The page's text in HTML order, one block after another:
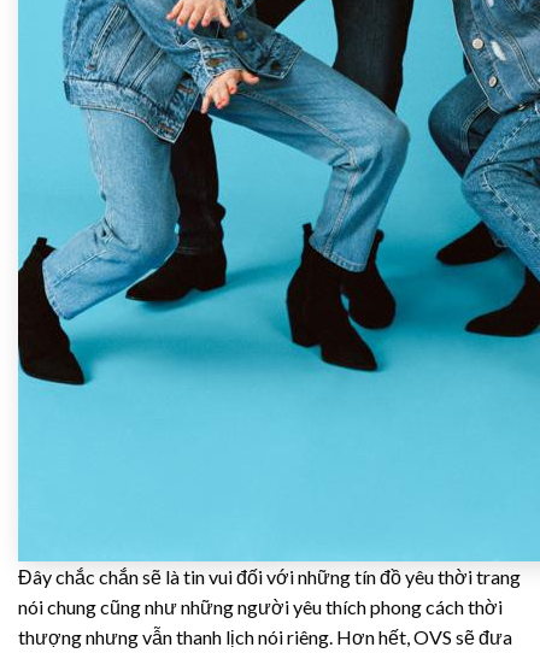
Đây chắc chắn sẽ là tin vui đối với những tín đồ yêu thời trang
nói chung cũng như những người yêu thích phong cách thời
thượng nhưng vẫn thanh lịch nói riêng. Hơn hết, OVS sẽ đưa